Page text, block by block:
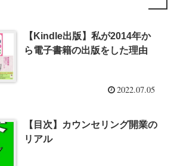
【Kindle出版】私が2014年か
ら電子書籍の出版をした理由
2022.07.05
【目次】カウンセリング開業の
リアル